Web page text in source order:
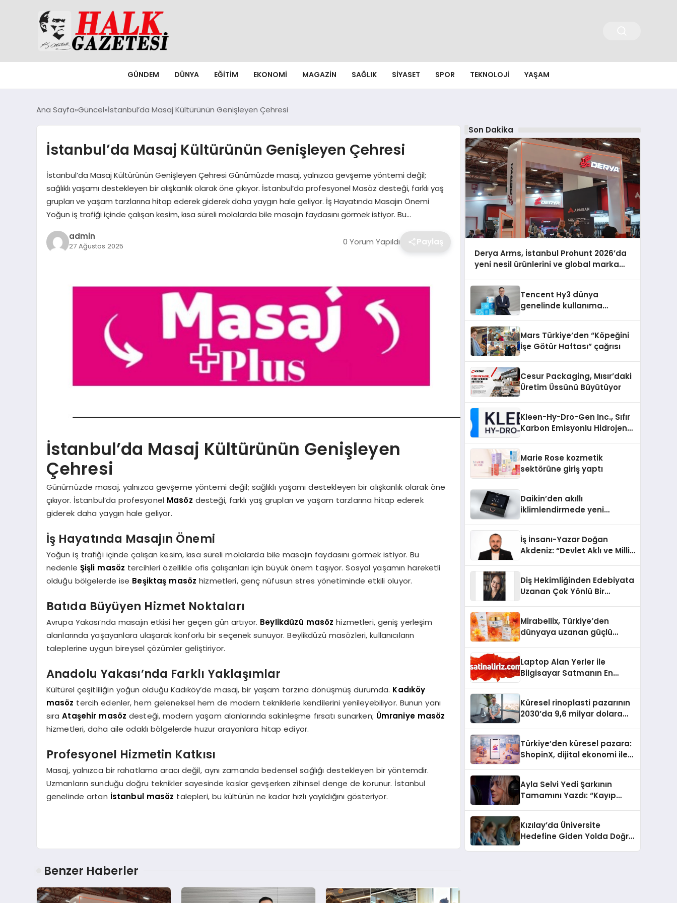
GÜNDEM DÜNYA EĞITIM EKONOMI MAGAZIN SAĞLIK SIYASET SPOR TEKNOLOJI YAŞAM
Ana Sayfa Güncel İstanbul’da Masaj Kültürünün Genişleyen Çehresi
İstanbul’da Masaj Kültürünün Genişleyen Çehresi
İstanbul’da Masaj Kültürünün Genişleyen Çehresi Günümüzde masaj, yalnızca gevşeme yöntemi değil;
sağlıklı yaşamı destekleyen bir alışkanlık olarak öne çıkıyor. İstanbul’da profesyonel Masöz desteği, farklı yaş
grupları ve yaşam tarzlarına hitap ederek giderek daha yaygın hale geliyor. İş Hayatında Masajın Önemi
Yoğun iş trafiği içinde çalışan kesim, kısa süreli molalarda bile masajın faydasını görmek istiyor. Bu…
admin
27 Ağustos 2025 0 Yorum Yapıldı Paylaş
İstanbul’da Masaj Kültürünün Genişleyen
Çehresi
Günümüzde masaj, yalnızca gevşeme yöntemi değil; sağlıklı yaşamı destekleyen bir alışkanlık olarak öne
çıkıyor. İstanbul’da profesyonel Masöz desteği, farklı yaş grupları ve yaşam tarzlarına hitap ederek
giderek daha yaygın hale geliyor.
İş Hayatında Masajın Önemi
Yoğun iş trafiği içinde çalışan kesim, kısa süreli molalarda bile masajın faydasını görmek istiyor. Bu
nedenle Şişli masöz tercihleri özellikle ofis çalışanları için büyük önem taşıyor. Sosyal yaşamın hareketli
olduğu bölgelerde ise Beşiktaş masöz hizmetleri, genç nüfusun stres yönetiminde etkili oluyor.
Batıda Büyüyen Hizmet Noktaları
Avrupa Yakası’nda masajın etkisi her geçen gün artıyor. Beylikdüzü masöz hizmetleri, geniş yerleşim
alanlarında yaşayanlara ulaşarak konforlu bir seçenek sunuyor. Beylikdüzü masözleri, kullanıcıların
taleplerine uygun bireysel çözümler geliştiriyor.
Anadolu Yakası’nda Farklı Yaklaşımlar
Kültürel çeşitliliğin yoğun olduğu Kadıköy’de masaj, bir yaşam tarzına dönüşmüş durumda. Kadıköy
masöz tercih edenler, hem geleneksel hem de modern tekniklerle kendilerini yenileyebiliyor. Bunun yanı
sıraAtaşehir masöz desteği, modern yaşam alanlarında sakinleşme fırsatı sunarken; Ümraniye masöz
hizmetleri, daha aile odaklı bölgelerde huzur arayanlara hitap ediyor.
Profesyonel Hizmetin Katkısı
Masaj, yalnızca bir rahatlama aracı değil, aynı zamanda bedensel sağlığı destekleyen bir yöntemdir.
Uzmanların sunduğu doğru teknikler sayesinde kaslar gevşerken zihinsel denge de korunur. İstanbul
genelinde artan İstanbul masöz talepleri, bu kültürün ne kadar hızlı yayıldığını gösteriyor.
Benzer Haberler
Son Dakika
Derya Arms, İstanbul Prohunt 2026’da
yeni nesil ürünlerini ve global marka
Tencent Hy3 dünya
genelinde kullanıma
Mars Türkiye’den “Köpeğini
İşe Götür Haftası” çağrısı
Cesur Packaging, Mısır’daki
Üretim Üssünü Büyütüyor
Kleen-Hy-Dro-Gen Inc., Sıfır
Karbon Emisyonlu Hidrojen
Aldı
Marie Rose kozmetik
sektörüne giriş yaptı
Daikin’den akıllı
iklimlendirmede yeni
İş İnsanı-Yazar Doğan
Akdeniz: “Devlet Aklı ve Milli
Diş Hekimliğinden Edebiyata
Uzanan Çok Yönlü Bir
Mirabellix, Türkiye’den
dünyaya uzanan güçlü
Laptop Alan Yerler ile
Bilgisayar Satmanın En
Küresel rinoplasti pazarının
2030’da 9,6 milyar dolara
Türkiye’den küresel pazara:
ShopinX, dijital ekonomi ile
Ayla Selvi Yedi Şarkının
Tamamını Yazdı: “Kayıp
Kızılay’da Üniversite
Hedefine Giden Yolda Doğru